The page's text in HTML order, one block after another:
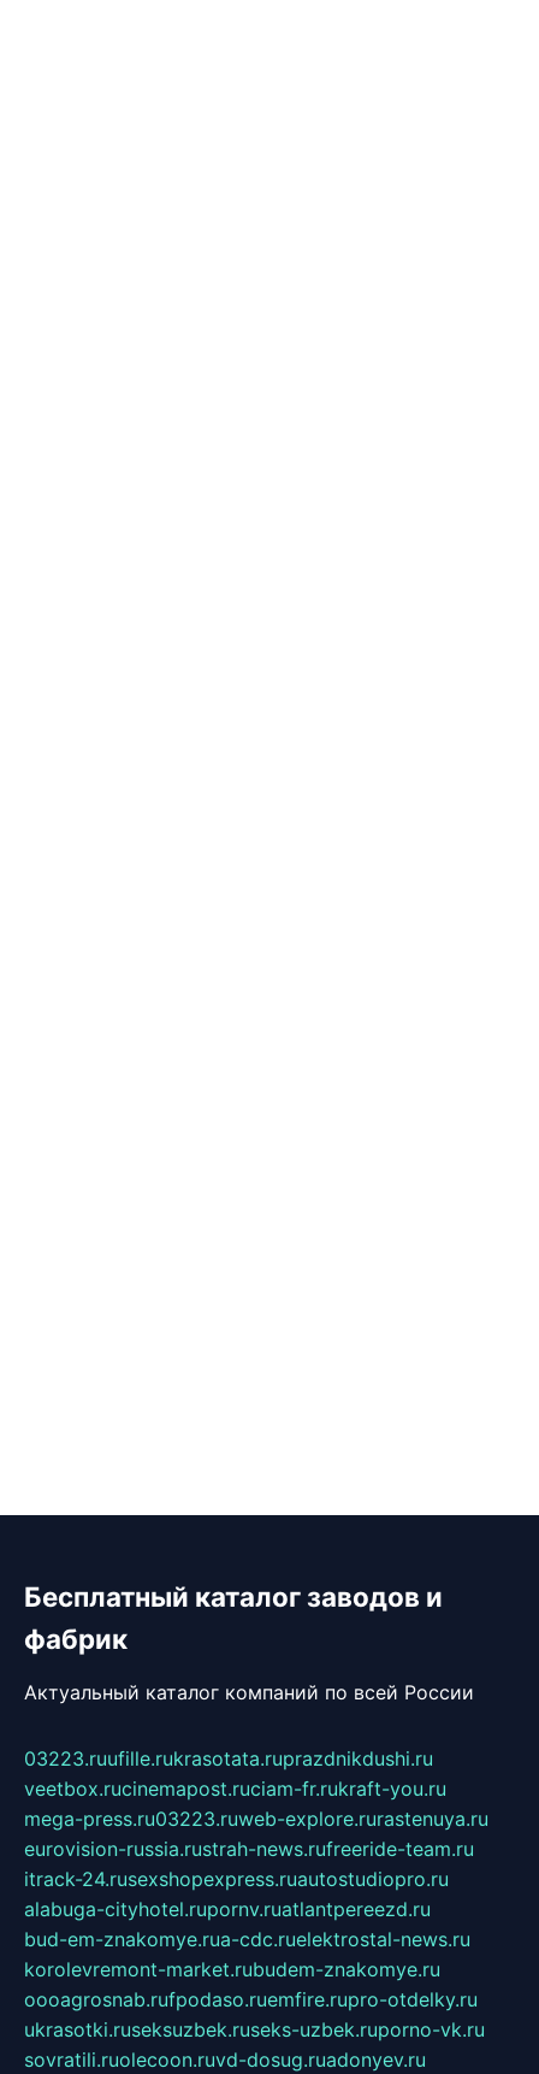
Бесплатный каталог заводов и
фабрик
Актуальный каталог компаний по всей России
03223.ruufille.rukrasotata.ruprazdnikdushi.ru
veetbox.rucinemapost.ruciam-fr.rukraft-you.ru
mega-press.ru03223.ruweb-explore.rurastenuya.ru
eurovision-russia.rustrah-news.rufreeride-team.ru
itrack-24.rusexshopexpress.ruautostudiopro.ru
alabuga-cityhotel.rupornv.ruatlantpereezd.ru
bud-em-znakomye.rua-cdc.ruelektrostal-news.ru
korolevremont-market.rubudem-znakomye.ru
oooagrosnab.rufpodaso.ruemfire.rupro-otdelky.ru
ukrasotki.ruseksuzbek.ruseks-uzbek.ruporno-vk.ru
sovratili.ruolecoon.ruvd-dosug.ruadonyev.ru